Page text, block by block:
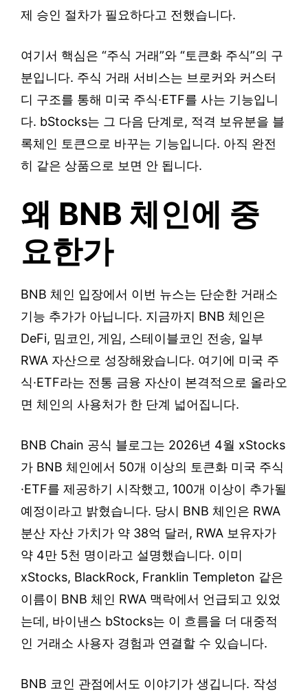
제 승인 절차가 필요하다고 전했습니다.
여기서 핵심은 “주식 거래”와 “토큰화 주식”의 구
분입니다. 주식 거래 서비스는 브로커와 커스터
디 구조를 통해 미국 주식·ETF를 사는 기능입니
다. bStocks는 그 다음 단계로, 적격 보유분을 블
록체인 토큰으로 바꾸는 기능입니다. 아직 완전
히 같은 상품으로 보면 안 됩니다.
왜 BNB 체인에 중
요한가
BNB 체인 입장에서 이번 뉴스는 단순한 거래소
기능 추가가 아닙니다. 지금까지 BNB 체인은
DeFi, 밈코인, 게임, 스테이블코인 전송, 일부
RWA 자산으로 성장해왔습니다. 여기에 미국 주
식·ETF라는 전통 금융 자산이 본격적으로 올라오
면 체인의 사용처가 한 단계 넓어집니다.
BNB Chain 공식 블로그는 2026년 4월 xStocks
가 BNB 체인에서 50개 이상의 토큰화 미국 주식
·ETF를 제공하기 시작했고, 100개 이상이 추가될
예정이라고 밝혔습니다. 당시 BNB 체인은 RWA
분산 자산 가치가 약 38억 달러, RWA 보유자가
약 4만 5천 명이라고 설명했습니다. 이미
xStocks, BlackRock, Franklin Templeton 같은
이름이 BNB 체인 RWA 맥락에서 언급되고 있었
는데, 바이낸스 bStocks는 이 흐름을 더 대중적
인 거래소 사용자 경험과 연결할 수 있습니다.
BNB 코인 관점에서도 이야기가 생깁니다. 작성